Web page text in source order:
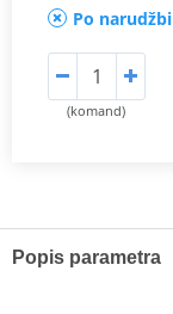
Po narudžbi
(komand)
Popis parametra